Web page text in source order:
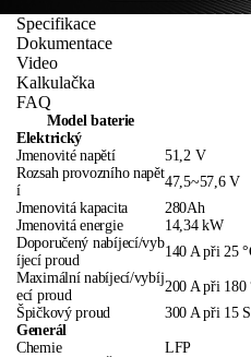
Specifikace
Dokumentace
Video
Kalkulačka
FAQ
Model baterie
Elektrický
Jmenovité napětí
51,2 V
Rozsah provozního napět
í
47,5~57,6 V
Jmenovitá kapacita
280Ah
Jmenovitá energie
14,34 kW
Doporučený nabíjecí/vyb
íjecí proud
140 A při 25
Maximální nabíjecí/vybíj
ecí proud
200 A při 180
Špičkový proud
300 A při 15 S
Generál
Chemie
LFP